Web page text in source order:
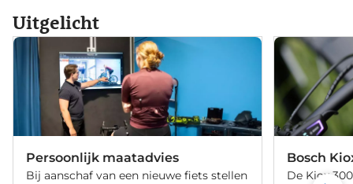
Uitgelicht
Persoonlijk maatadvies
Bij aanschaf van een nieuwe fiets stellen
Bosch
De Kiox